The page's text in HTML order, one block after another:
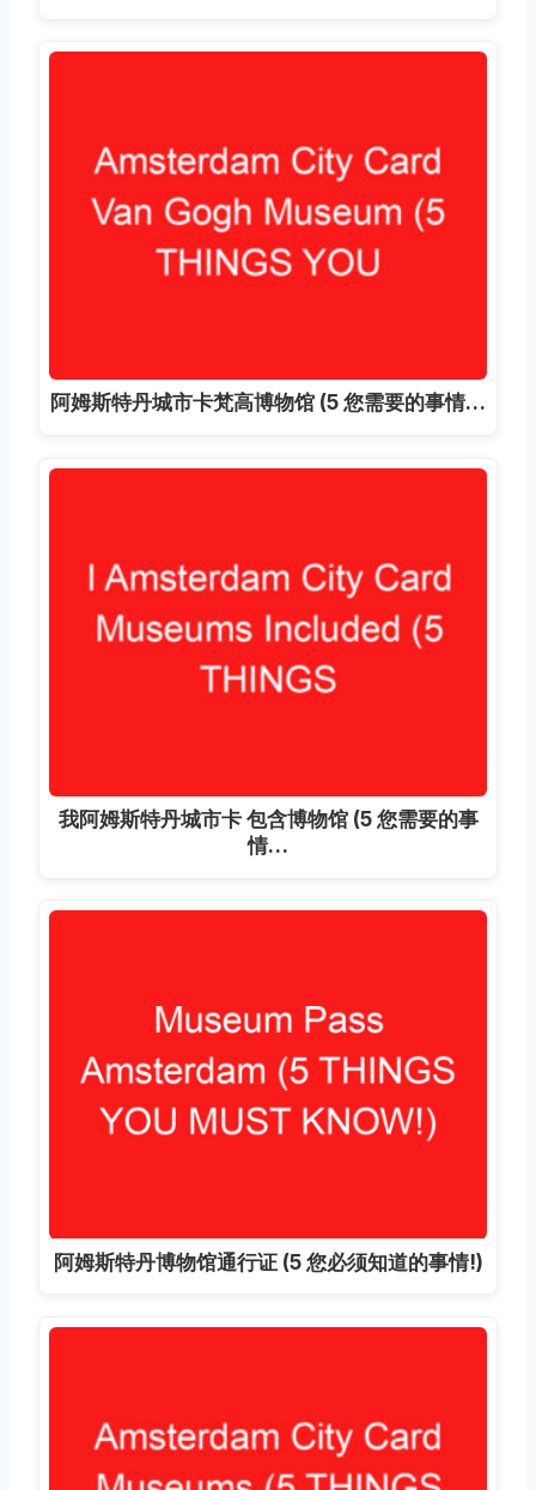
阿姆斯特丹城市卡梵高博物馆 (5 您需要的事情…
我阿姆斯特丹城市卡 包含博物馆 (5 您需要的事
情…
阿姆斯特丹博物馆通行证 (5 您必须知道的事情!)